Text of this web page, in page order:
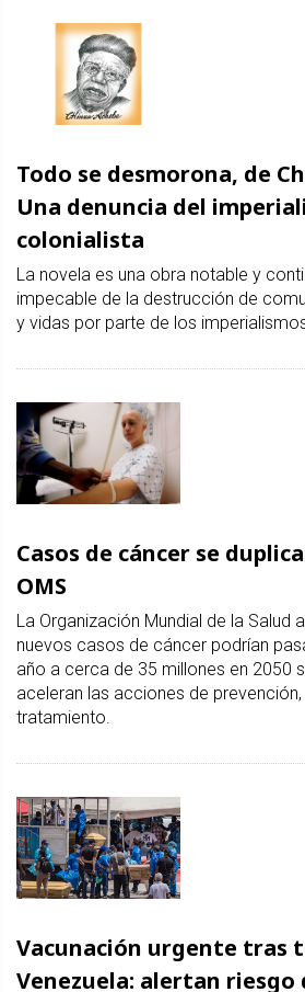
Todo se desmorona, de
Una denuncia del
colonialista
La novela es una obra notable y
impecable de la destrucción de
y vidas por parte de los
Casos de cáncer se
OMS
La Organización Mundial de la Salud
nuevos casos de cáncer podrían
año a cerca de 35 millones en 2050
aceleran las acciones de
tratamiento.
Vacunación urgente tras
Venezuela: alertan riesgo